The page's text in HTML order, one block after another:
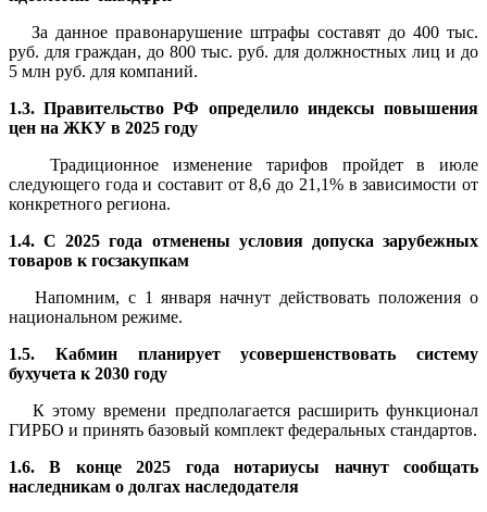
За данное правонарушение штрафы составят до 400 тыс.
руб. для граждан, до 800 тыс. руб. для должностных лиц и до
5 млн руб. для компаний.
1.3. Правительство РФ определило индексы повышения
цен на ЖКУ в 2025 году
Традиционное изменение тарифов пройдет в июле
следующего года и составит от 8,6 до 21,1% в зависимости от
конкретного региона.
1.4. С 2025 года отменены условия допуска зарубежных
товаров к госзакупкам
Напомним, с 1 января начнут действовать положения о
национальном режиме.
1.5. Кабмин планирует усовершенствовать систему
бухучета к 2030 году
К этому времени предполагается расширить функционал
ГИРБО и принять базовый комплект федеральных стандартов.
1.6. В конце 2025 года нотариусы начнут сообщать
наследникам о долгах наследодателя